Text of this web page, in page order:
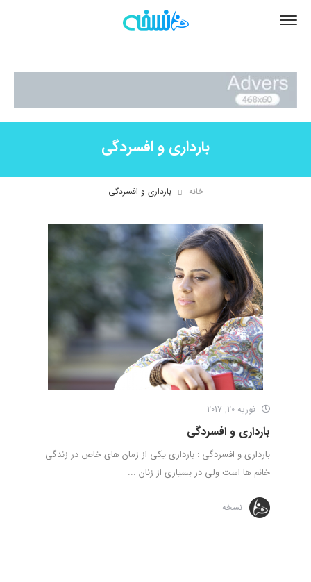
بارداری و افسردگی
خانه بارداری و افسردگی
فوریه 20, 2017
بارداری و افسردگی
بارداری و افسردگی : بارداری یکی از زمان های خاص در زندگی
خانم ها است ولی در بسیاری از زنان ...
نسخه